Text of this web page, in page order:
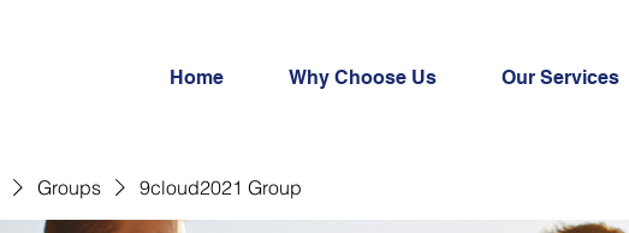
Home Why Choose Us Our Services
Groups 9cloud2021 Group